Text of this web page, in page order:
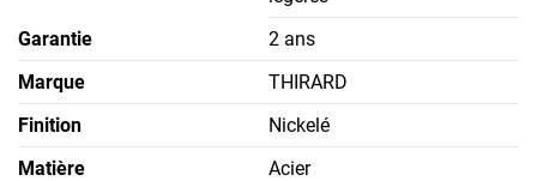
Garantie
2 ans
Marque
THIRARD
Finition
Nickelé
Matière
Acier